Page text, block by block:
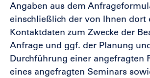
Angaben aus dem
einschließlich der von Ihnen dort
Kontaktdaten zum Zwecke der
Anfrage und ggf. der Planung
Durchführung einer angefragten
eines angefragten Seminars